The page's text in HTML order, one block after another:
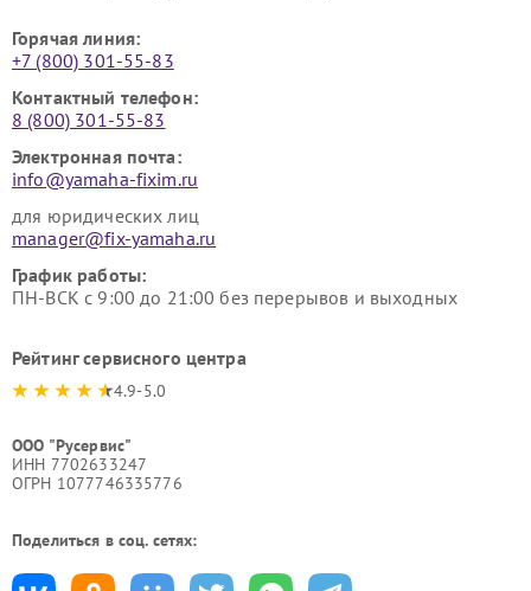
Горячая линия:
+7 (800) 301-55-83
Контактный телефон:
8 (800) 301-55-83
Электронная почта:
info@yamaha-fixim.ru
для юридических лиц
manager@fix-yamaha.ru
График работы:
ПН-ВСК с 9:00 до 21:00 без перерывов и выходных
Рейтинг сервисного центра
4.9-5.0
ООО "Русервис"
ИНН 7702633247
ОГРН 1077746335776
Поделиться в соц. сетях: